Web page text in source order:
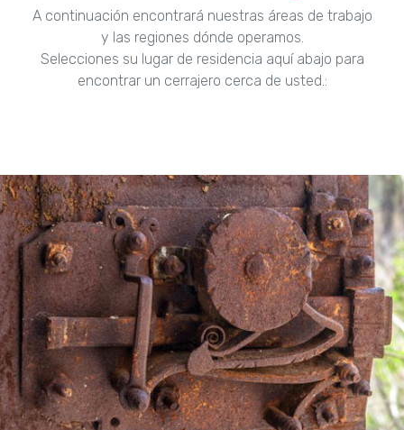
A continuación encontrará nuestras áreas de trabajo
y las regiones dónde operamos.
Selecciones su lugar de residencia aquí abajo para
encontrar un cerrajero cerca de usted.: